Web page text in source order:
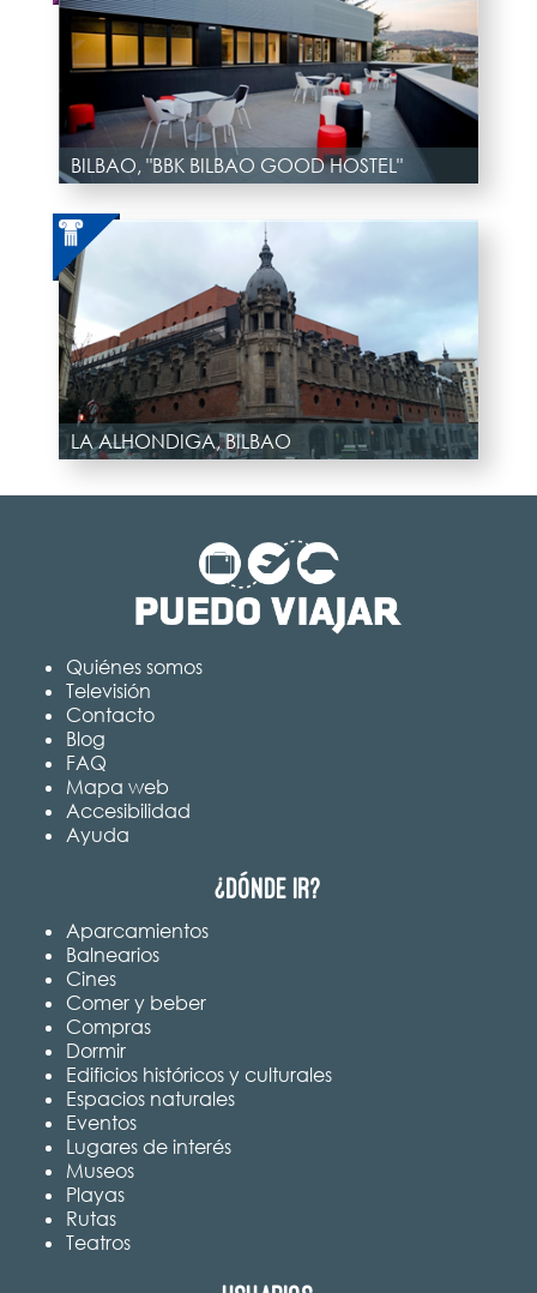
BILBAO, "BBK BILBAO GOOD HOSTEL"
LA ALHONDIGA, BILBAO
Quiénes somos
Televisión
Contacto
Blog
FAQ
Mapa web
Accesibilidad
Ayuda
¿Dónde ir?
Aparcamientos
Balnearios
Cines
Comer y beber
Compras
Dormir
Edificios históricos y culturales
Espacios naturales
Eventos
Lugares de interés
Museos
Playas
Rutas
Teatros